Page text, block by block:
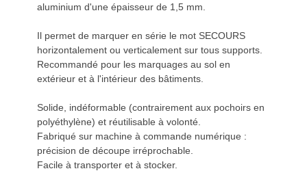
aluminium d'une épaisseur de 1,5 mm.
Il permet de marquer en série le mot SECOURS
horizontalement ou verticalement sur tous supports.
Recommandé pour les marquages au sol en
extérieur et à l'intérieur des bâtiments.
Solide, indéformable (contrairement aux pochoirs en
polyéthylène) et réutilisable à volonté.
Fabriqué sur machine à commande numérique :
précision de découpe irréprochable.
Facile à transporter et à stocker.